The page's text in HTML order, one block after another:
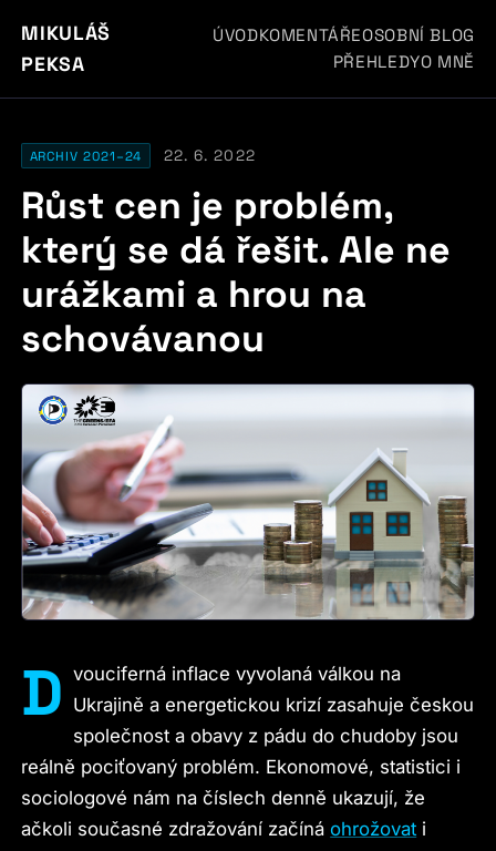
MIKULÁŠ
PEKSA
ÚVODKOMENTÁŘEOSOBNÍ BLOG
PŘEHLEDYO MNĚ
ARCHIV 2021–24 22. 6. 2022
Růst cen je problém,
který se dá řešit. Ale ne
urážkami a hrou na
schovávanou
D vouciferná inflace vyvolaná válkou na
Ukrajině a energetickou krizí zasahuje českou
společnost a obavy z pádu do chudoby jsou
reálně pociťovaný problém. Ekonomové, statistici i
sociologové nám na číslech denně ukazují, že
ačkoli současné zdražování začínáohrožovat i